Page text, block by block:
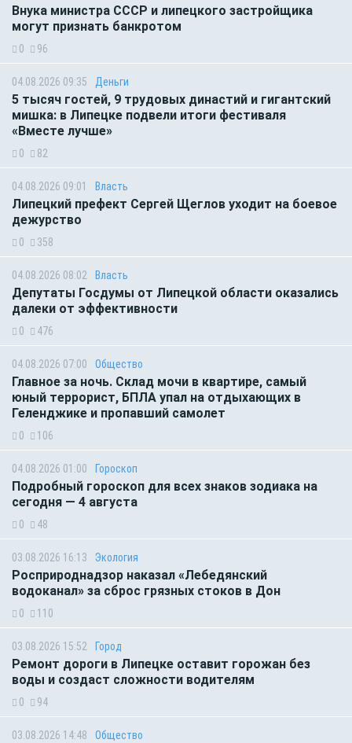
Внука министра СССР и липецкого застройщика
могут признать банкротом
0 96
04.08.2026 09:35 Деньги
5 тысяч гостей, 9 трудовых династий и гигантский
мишка: в Липецке подвели итоги фестиваля
«Вместе лучше»
0 82
04.08.2026 09:01 Власть
Липецкий префект Сергей Щеглов уходит на боевое
дежурство
0 358
04.08.2026 08:02 Власть
Депутаты Госдумы от Липецкой области оказались
далеки от эффективности
0 476
04.08.2026 07:00 Общество
Главное за ночь. Склад мочи в квартире, самый
юный террорист, БПЛА упал на отдыхающих в
Геленджике и пропавший самолет
0 106
04.08.2026 01:00 Гороскоп
Подробный гороскоп для всех знаков зодиака на
сегодня — 4 августа
0 48
03.08.2026 16:13 Экология
Росприроднадзор наказал «Лебедянский
водоканал» за сброс грязных стоков в Дон
0 110
03.08.2026 15:52 Город
Ремонт дороги в Липецке оставит горожан без
воды и создаст сложности водителям
0 94
03.08.2026 14:48 Общество